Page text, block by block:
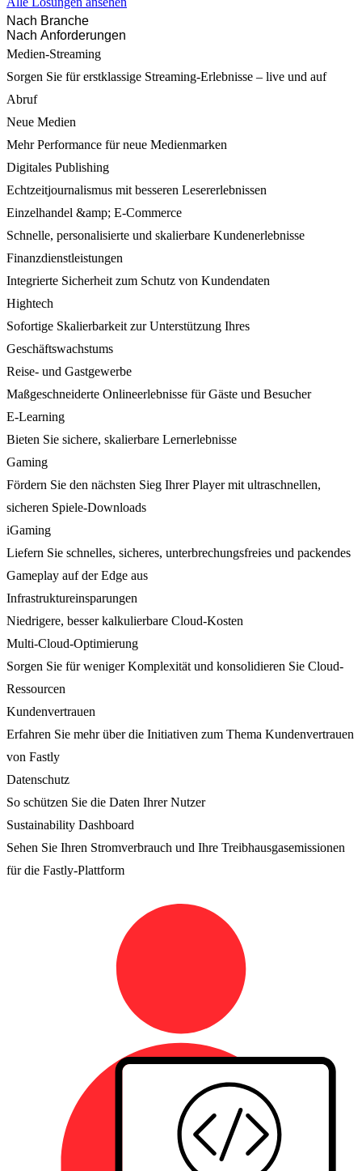
Nach Branche
Nach Anforderungen
Medien-Streaming
Sorgen Sie für erstklassige Streaming-Erlebnisse – live und auf
Abruf
Neue Medien
Mehr Performance für neue Medienmarken
Digitales Publishing
Echtzeitjournalismus mit besseren Lesererlebnissen
Einzelhandel &amp; E-Commerce
Schnelle, personalisierte und skalierbare Kundenerlebnisse
Finanzdienstleistungen
Integrierte Sicherheit zum Schutz von Kundendaten
Hightech
Sofortige Skalierbarkeit zur Unterstützung Ihres
Geschäftswachstums
Reise- und Gastgewerbe
Maßgeschneiderte Onlineerlebnisse für Gäste und Besucher
E-Learning
Bieten Sie sichere, skalierbare Lernerlebnisse
Gaming
Fördern Sie den nächsten Sieg Ihrer Player mit ultraschnellen,
sicheren Spiele-Downloads
iGaming
Liefern Sie schnelles, sicheres, unterbrechungsfreies und packendes
Gameplay auf der Edge aus
Infrastruktureinsparungen
Niedrigere, besser kalkulierbare Cloud-Kosten
Multi-Cloud-Optimierung
Sorgen Sie für weniger Komplexität und konsolidieren Sie Cloud-
Ressourcen
Kundenvertrauen
Erfahren Sie mehr über die Initiativen zum Thema Kundenvertrauen
von Fastly
Datenschutz
So schützen Sie die Daten Ihrer Nutzer
Sustainability Dashboard
Sehen Sie Ihren Stromverbrauch und Ihre Treibhausgasemissionen
für die Fastly-Plattform